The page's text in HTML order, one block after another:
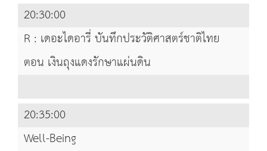
20:30:00
R : เดอะไดอารี่ บันทึกประวัติศาสตร์ชาติไทย
ตอน เงินถุงแดงรักษาแผ่นดิน
20:35:00
Well-Being